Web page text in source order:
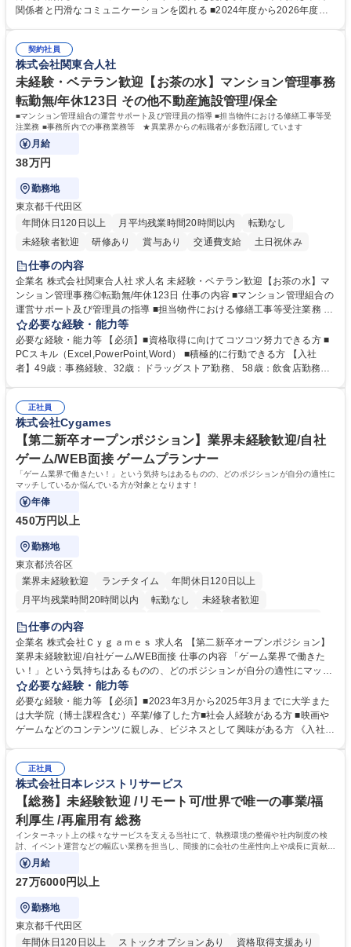
鑑みてジョブローテーションを行います。 【育成】OJTでの現場育成や研
表するインフラ企業 #ポテンシャル採用
関係者と円滑なコミュニケーションを図れる ■2024年度から2026年度ま
72.html ■エネルギーセキュリティの不安定化や気候変動による自然災害の
甚大化など、これまで以上に社会課題解決の重要性が高まっています。
「未来の日常」の創造に向けて持続可能な社会の実現に貢献してまいりま
す。 学歴・資格 学歴：大学院 大学 語学力： 資格：
契約社員
株式会社関東合人社
未経験・ベテラン歓迎【お茶の水】マンション管理事務
転勤無/年休123日 その他不動産施設管理/保全
■マンション管理組合の運営サポート及び管理員の指導 ■担当物件における修繕工事等受
注業務 ■事務所内での事務業務等 ★異業界からの転職者が多数活躍しています
月給
38万円
勤務地
東京都千代田区
年間休日120日以上
月平均残業時間20時間以内
転勤なし
未経験者歓迎
研修あり 賞与あり 交通費支給 土日祝休み
仕事の内容
企業名 株式会社関東合人社 求人名 未経験・ベテラン歓迎【お茶の水】マ
ンション管理事務◎転勤無/年休123日 仕事の内容 ■マンション管理組合の
運営サポート及び管理員の指導 ■担当物件における修繕工事等受注業務 ■
事務所内での事務業務等 ★異業界からの転職者が多数活躍しています
【年収補足】532万円 ＋別途インセンティヴで平均約100万円/年（昨年度
実績） ＋管理業務主任者資格手当50,000円/月 ★親会社である株式会社合
人社計画研究所社のグループ会社として、質の高いサービスと適性価格を
無/年休123日
必要な経験・能力等
必要な経験・能力等 【必須】■資格取得に向けてコツコツ努力できる方 ■
PCスキル（Excel,PowerPoint,Word） ■積極的に行動できる方 【入社
者】49歳：事務経験、32歳：ドラッグストア勤務、 58歳：飲食店勤務
得出来ております！ 【魅力】■フレックス制度、未経験からでも下限年収
を一律支給！ ■管理業務主任者資格取得後には50,000円/月の手当あり！
学歴・資格 学歴：大学院 大学 高専 短大 専修学校 高校 語学力： 資格：第
一種運転免許普通自動車
正社員
株式会社Cygames
【第二新卒オープンポジション】業界未経験歓迎/自社
ゲーム/WEB面接 ゲームプランナー
「ゲーム業界で働きたい！」という気持ちはあるものの、どのポジションが自分の適性に
マッチしているか悩んでいる方が対象となります！
年俸
450万円以上
勤務地
東京都渋谷区
業界未経験歓迎
ランチタイム
年間休日120日以上
月平均残業時間20時間以内
転勤なし
未経験者歓迎
住宅手当あり
交通費支給
土日祝休み 服装自由 昼食補助あり
第二新卒歓迎
食事補助あり
仕事の内容
企業名 株式会社Ｃｙｇａｍｅｓ 求人名 【第二新卒オープンポジション】
業界未経験歓迎/自社ゲーム/WEB面接 仕事の内容 「ゲーム業界で働きた
い！」という気持ちはあるものの、どのポジションが自分の適性にマッチ
しているか悩んでいる方が対象となります！ 総合職（プランナー/データ
アナリストなど）、技術職（開発エンジニ ア/インフラエンジニアな
ど）、デザイン職（デザイナー/イラストレ ーターなど）等から、面接で
ご希望と適正にマッチしたポジションをご案内いたします。ゲームやエン
のご応募をお待ちしております。 募集職種 【第二新卒オープンポジショ
ン】業界未経験歓迎/自社ゲーム/WEB面接
必要な経験・能力等
必要な経験・能力等 【必須】■2023年3月から2025年3月までに大学また
は大学院（博士課程含む）卒業/修了した方■社会人経験がある方 ■映画や
ゲームなどのコンテンツに親しみ、ビジネスとして興味がある方 《入社実
正社員
株式会社日本レジストリサービス
【総務】未経験歓迎 /リモート可/世界で唯一の事業/福
利厚生 /再雇用有 総務
インターネット上の様々なサービスを支える当社にて、執務環境の整備や社内制度の検
討、イベント運営などの幅広い業務を担当し、間接的に会社の生産性向上や成長に貢献し
ている部署です。
月給
27万6000円以上
勤務地
東京都千代田区
年間休日120日以上
ストックオプションあり 資格取得支援あり